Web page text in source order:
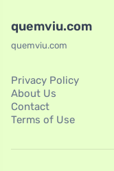
quemviu.com
quemviu.com
Privacy Policy
About Us
Contact
Terms of Use